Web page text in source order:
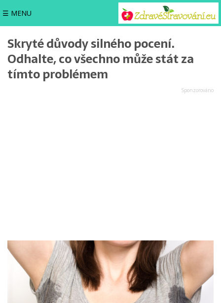
☰ MENU
Skryté důvody silného pocení.
Odhalte, co všechno může stát za
tímto problémem